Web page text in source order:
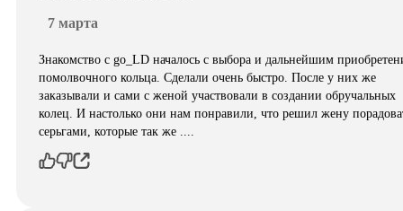
7 марта
Знакомство с go_LD началось с выбора и дальнейшим
помолвочного кольца. Сделали очень быстро. После у них же
заказывали и сами с женой участвовали в создании обручальных
колец. И настолько они нам понравили, что решил жену
серьгами, которые так же ....